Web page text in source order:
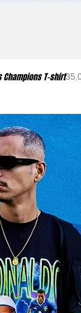
Champions T-shirt